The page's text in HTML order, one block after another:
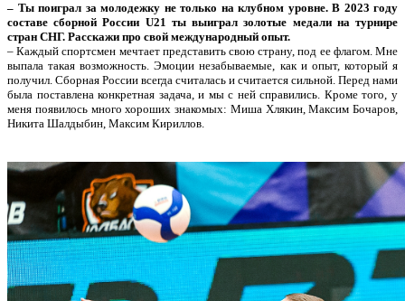
– Ты поиграл за молодежку не только на клубном уровне. В 2023 году
составе сборной России U21 ты выиграл золотые медали на турнире
стран СНГ. Расскажи про свой международный опыт.
– Каждый спортсмен мечтает представить свою страну, под ее флагом. Мне
выпала такая возможность. Эмоции незабываемые, как и опыт, который я
получил. Сборная России всегда считалась и считается сильной. Перед нами
была поставлена конкретная задача, и мы с ней справились. Кроме того, у
меня появилось много хороших знакомых: Миша Хлякин, Максим Бочаров,
Никита Шалдыбин, Максим Кириллов.